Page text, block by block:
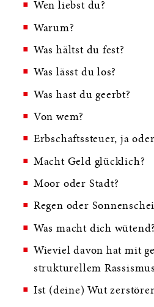
Wen liebst du?
Warum?
Was hältst du fest?
Was lässt du los?
Was hast du geerbt?
Von wem?
Erbschaftssteuer, ja
Macht Geld glücklich?
Moor oder Stadt?
Regen oder
Was macht dich wütend?
Wieviel davon hat mit
strukturellem
Ist (deine) Wut